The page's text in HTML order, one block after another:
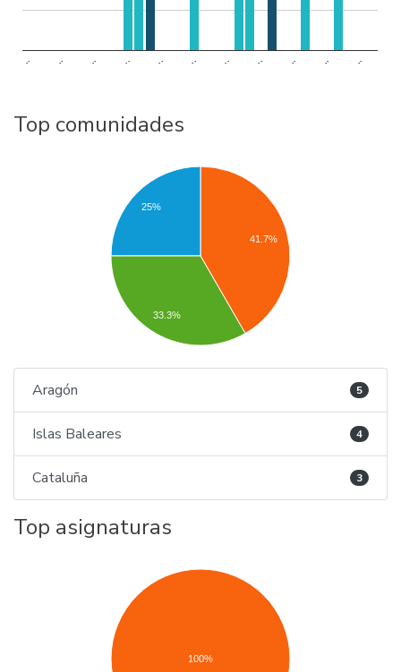
.. .. .. .. .. .. .. .. .. .. ..
Top comunidades
41.7%
25%
33.3%
Aragón 5
Islas Baleares 4
Cataluña 3
Top asignaturas
100%